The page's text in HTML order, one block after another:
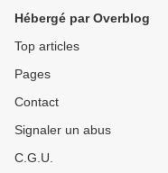
Hébergé par Overblog
Top articles
Pages
Contact
Signaler un abus
C.G.U.